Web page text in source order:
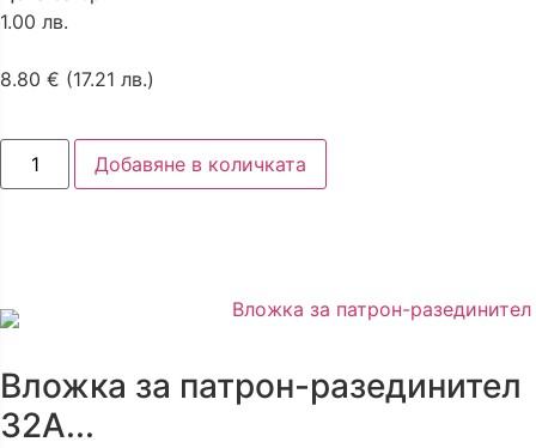
1.00 лв.
8.80 € (17.21 лв.)
Добавяне в количката
Вложка за патрон-разединител
32А...